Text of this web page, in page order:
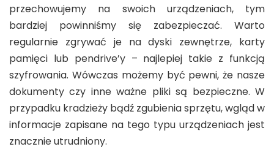
przechowujemy na swoich urządzeniach, tym
bardziej powinniśmy się zabezpieczać. Warto
regularnie zgrywać je na dyski zewnętrze, karty
pamięci lub pendrive’y – najlepiej takie z funkcją
szyfrowania. Wówczas możemy być pewni, że nasze
dokumenty czy inne ważne pliki są bezpieczne. W
przypadku kradzieży bądź zgubienia sprzętu, wgląd w
informacje zapisane na tego typu urządzeniach jest
znacznie utrudniony.